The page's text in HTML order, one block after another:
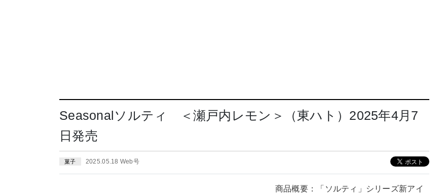
Seasonalソルティ ＜瀬戸内レモン＞（東ハト）2025年4月7
日発売
菓子 2025.05.18 Web号
商品概要：「ソルティ」シリーズ新アイ